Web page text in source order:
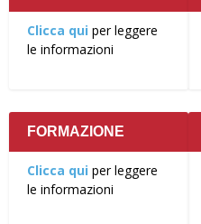
Clicca qui per leggere
le informazioni
FORMAZIONE
Clicca qui per leggere
le informazioni